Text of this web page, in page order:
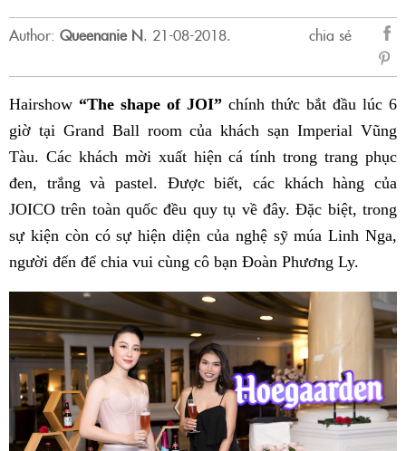
Author: Queenanie N. 21-08-2018.
chia sẻ
sẻ
Hairshow “The shape of JOI” chính thức bắt đầu lúc 6
giờ tại Grand Ball room của khách sạn Imperial Vũng
Tàu. Các khách mời xuất hiện cá tính trong trang phục
đen, trắng và pastel. Được biết, các khách hàng của
JOICO trên toàn quốc đều quy tụ về đây. Đặc biệt, trong
sự kiện còn có sự hiện diện của nghệ sỹ múa Linh Nga,
người đến để chia vui cùng cô bạn Đoàn Phương Ly.